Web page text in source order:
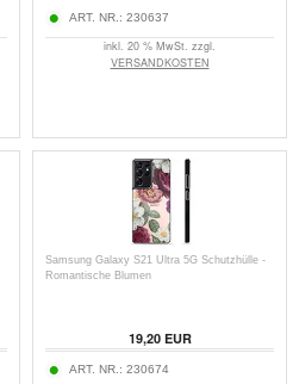
ART. NR.: 230637
inkl. 20 % MwSt. zzgl.
VERSANDKOSTEN
Samsung Galaxy S21 Ultra 5G Schutzhülle -
Romantische Blumen
19,20EUR
ART. NR.: 230674